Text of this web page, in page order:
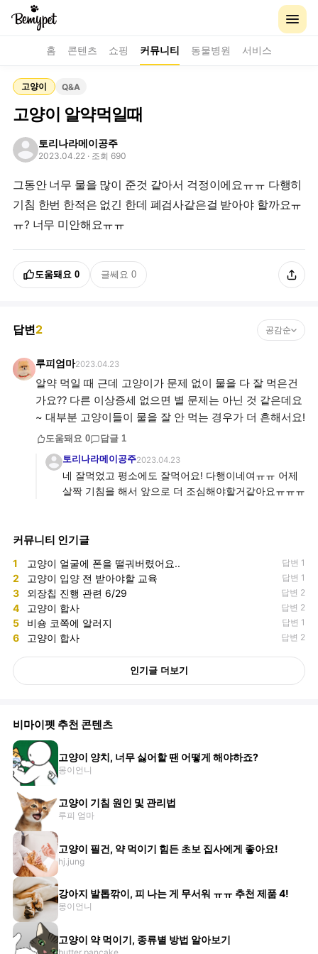
홈 콘텐츠 쇼핑 커뮤니티 동물병원 서비스
고양이 Q&A
고양이 알약먹일때
토리나라메이공주
2023.04.22 · 조회 690
그동안 너무 물을 많이 준것 같아서 걱정이에요ㅠㅠ 다행히
기침 한번 한적은 없긴 한데 폐검사같은걸 받아야 할까요ㅠ
ㅠ? 너무 미안해요ㅠㅠ
도움돼요 0 글쎄요 0
답변2 공감순
루피엄마2023.04.23
알약 먹일 때 근데 고양이가 문제 없이 물을 다 잘 먹은건
가요?? 다른 이상증세 없으면 별 문제는 아닌 것 같은데요
~ 대부분 고양이들이 물을 잘 안 먹는 경우가 더 흔해서요!
도움돼요 0 답글 1
토리나라메이공주2023.04.23
네 잘먹었고 평소에도 잘먹어요! 다행이네여ㅠㅠ 어제
살짝 기침을 해서 앞으로 더 조심해야할거같아요ㅠㅠㅠ
커뮤니티 인기글
1 고양이 얼굴에 폰을 떨궈버렸어요.. 답변 1
2 고양이 입양 전 받아야할 교육 답변 1
3 외장칩 진행 관련 6/29 답변 2
4 고양이 합사 답변 2
5 비숑 코쪽에 알러지 답변 1
6 고양이 합사 답변 2
인기글 더보기
비마이펫 추천 콘텐츠
고양이 양치, 너무 싫어할 땐 어떻게 해야하죠?
몽이언니
고양이 기침 원인 및 관리법
루피 엄마
고양이 필건, 약 먹이기 힘든 초보 집사에게 좋아요!
hj.jung
강아지 발톱깎이, 피 나는 게 무서워 ㅠㅠ 추천 제품 4!
몽이언니
고양이 약 먹이기, 종류별 방법 알아보기